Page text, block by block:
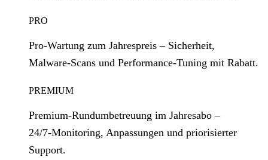
PRO
Pro‑Wartung zum Jahrespreis – Sicherheit,
Malware‑Scans und Performance‑Tuning mit Rabatt.
PREMIUM
Premium‑Rundumbetreuung im Jahresabo –
24/7‑Monitoring, Anpassungen und priorisierter
Support.